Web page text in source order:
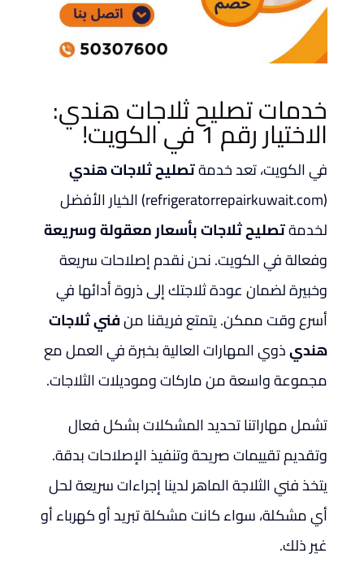
خدمات تصليح ثلاجات هندي:
الاختيار رقم 1 في الكويت!
في الكويت، تعد خدمةتصليح ثلاجات هندي
(refrigeratorrepairkuwait.com) الخيار الأفضل
لخدمةتصليح ثلاجات بأسعار معقولة وسريعة
وفعالة في الكويت. نحن نقدم إصلاحات سريعة
وخبيرة لضمان عودة ثلاجتك إلى ذروة أدائها في
أسرع وقت ممكن. يتمتع فريقنا منفني ثلاجات
هنديذوي المهارات العالية بخبرة في العمل مع
مجموعة واسعة من ماركات وموديلات الثلاجات.
تشمل مهاراتنا تحديد المشكلات بشكل فعال
وتقديم تقييمات صريحة وتنفيذ الإصلاحات بدقة.
يتخذ فني الثلاجة الماهر لدينا إجراءات سريعة لحل
أي مشكلة، سواء كانت مشكلة تبريد أو كهرباء أو
غير ذلك.